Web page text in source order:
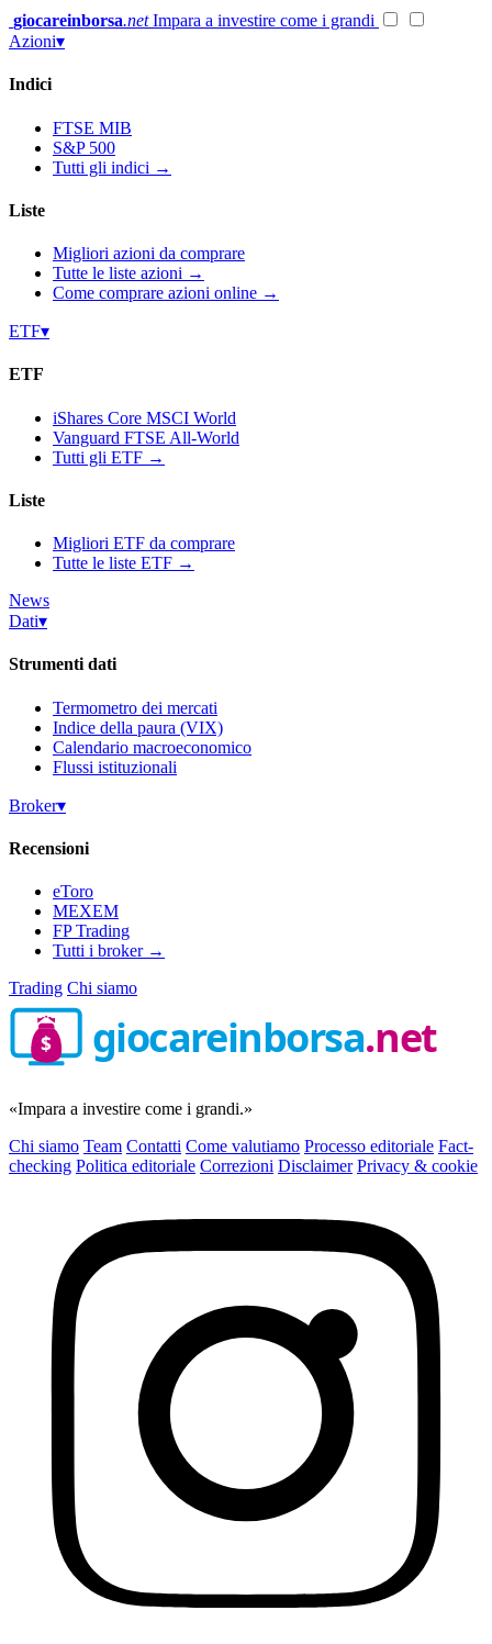
Vai
al
giocareinborsa.net Impara a investire come i grandi
Azioni▾
Indici
FTSE MIB
S&P 500
Tutti gli indici →
Liste
Migliori azioni da comprare
Tutte le liste azioni →
Come comprare azioni online →
ETF▾
ETF
iShares Core MSCI World
Vanguard FTSE All-World
Tutti gli ETF →
Liste
Migliori ETF da comprare
Tutte le liste ETF →
News
Dati▾
Strumenti dati
Termometro dei mercati
Indice della paura (VIX)
Calendario macroeconomico
Flussi istituzionali
Broker▾
Recensioni
eToro
MEXEM
FP Trading
Tutti i broker →
Trading Chi siamo
$ giocareinborsa.net
«Impara a investire come i grandi.»
Chi siamo Team Contatti Come valutiamo Processo editoriale Fact-
checking Politica editoriale Correzioni Disclaimer Privacy & cookie